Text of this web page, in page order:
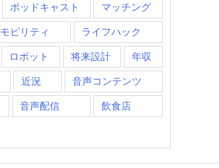
ポッドキャスト マッチング
モビリティ ライフハック
ロボット 将来設計 年収
近況 音声コンテンツ
音声配信 飲食店